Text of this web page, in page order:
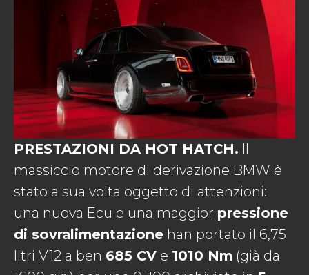
PRESTAZIONI DA HOT HATCH.
massiccio motore di derivazione BMW è
stato a sua volta oggetto di attenzioni:
una nuova Ecu e una maggior pressione
di sovralimentazione han portato il 6,75
litri V12 a ben 685 CV e 1010 Nm (già da